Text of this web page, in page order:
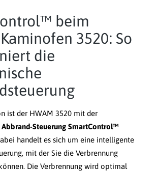
beim
3520: So
die
ist der HWAM 3520 mit der
Steuerung SmartControl™
handelt es sich um eine intelligente
mit der Sie die Verbrennung
Die Verbrennung wird optimal